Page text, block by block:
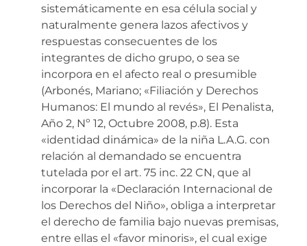
sistemáticamente en esa célula social y
naturalmente genera lazos afectivos y
respuestas consecuentes de los
integrantes de dicho grupo, o sea se
incorpora en el afecto real o presumible
(Arbonés, Mariano; «Filiación y Derechos
Humanos: El mundo al revés», El Penalista,
Año 2, Nº 12, Octubre 2008, p.8). Esta
«identidad dinámica» de la niña L.A.G. con
relación al demandado se encuentra
tutelada por el art. 75 inc. 22 CN, que al
incorporar la «Declaración Internacional de
los Derechos del Niño», obliga a interpretar
el derecho de familia bajo nuevas premisas,
entre ellas el «favor minoris», el cual exige